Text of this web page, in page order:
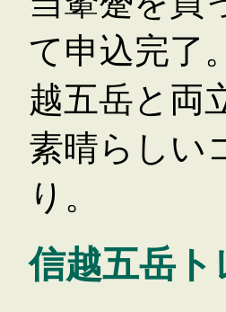
て申込完了
越五岳と両
素晴らしい
り。
信越五岳